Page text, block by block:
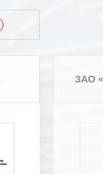
ЗАО